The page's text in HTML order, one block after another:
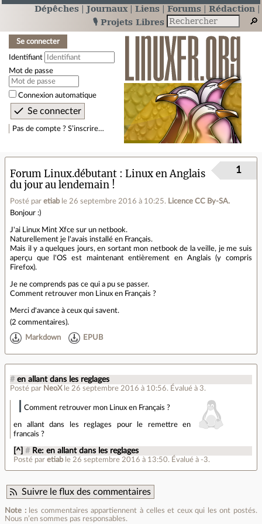
Dépêches Journaux Liens Forums
Rédaction
🎙️ Projets Libres
Se connecter
Identifiant
Mot de passe
Connexion automatique
Pas de compte ? S’inscrire…
Forum Linux.débutant
Linux en Anglais
du jour au lendemain !
Posté par etiab le 26 septembre 2016 à 10:25. Licence CC By‑SA.
1
Bonjour :)
J'ai Linux Mint Xfce sur un netbook.
Naturellement je l'avais installé en Français.
Mais il y a quelques jours, en sortant mon netbook de la veille, je me suis
aperçu que l'OS est maintenant entièrement en Anglais (y compris
Firefox).
Je ne comprends pas ce qui a pu se passer.
Comment retrouver mon Linux en Français ?
Merci d'avance à ceux qui savent.
(2 commentaires).
Markdown EPUB
# en allant dans les reglages
Posté par NeoX le 26 septembre 2016 à 10:56. Évalué à 3.
Comment retrouver mon Linux en Français ?
en allant dans les reglages pour le remettre en
francais ?
[^] # Re: en allant dans les reglages
Posté paretiab le 26 septembre 2016 à 13:50. Évalué à -3.
Suivre le flux des commentaires
Note :les commentaires appartiennent à celles et ceux qui les ont postés.
Nous n’en sommes pas responsables.